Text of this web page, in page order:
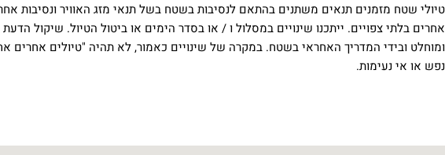
טיולי שטח מזמנים תנאים משתנים בהתאם לנסיבות בשטח בשל תנאי מזג האוויר ונסיבות
אחרים בלתי צפויים. ייתכנו שינויים במסלול ו / או בסדר הימים או ביטול הטיול. שיקול
ומוחלט ובידי המדריך האחראי בשטח. במקרה של שינויים כאמור, לא תהיה "טיולים אחרים
נפש או אי נעימות.